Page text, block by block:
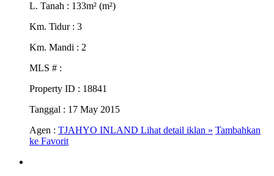
L. Tanah : 133m² (m²)
Km. Tidur : 3
Km. Mandi : 2
MLS # :
Property ID : 18841
Tanggal : 17 May 2015
Agen : TJAHYO INLAND Lihat detail iklan » Tambahkan
ke Favorit